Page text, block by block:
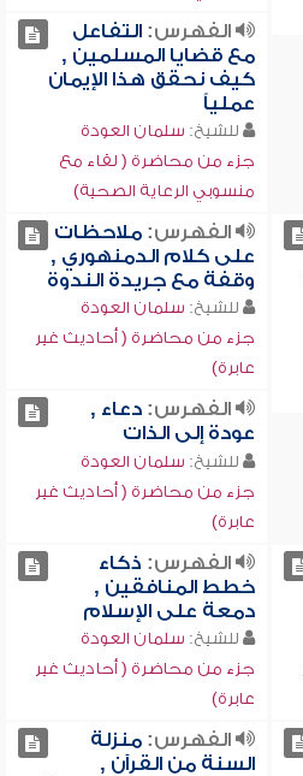
الفهرس:التفاعل
مع قضايا المسلمين ,
كيف نحقق هذا الإيمان
عملياً
للشيخ: سلمان العودة
جزء من محاضرة ( لقاء مع
منسوبي الرعاية الصحية)
الفهرس:ملاحظات
على كلام الدمنهوري ,
وقفة مع جريدة الندوة
للشيخ: سلمان العودة
جزء من محاضرة ( أحاديث غير
عابرة)
الفهرس:دعاء ,
عودة إلى الذات
للشيخ: سلمان العودة
جزء من محاضرة ( أحاديث غير
عابرة)
الفهرس: ذكاء
خطط المنافقين ,
دمعة على الإسلام
للشيخ: سلمان العودة
جزء من محاضرة ( أحاديث غير
عابرة)
الفهرس:منزلة
السنة من القرآن ,